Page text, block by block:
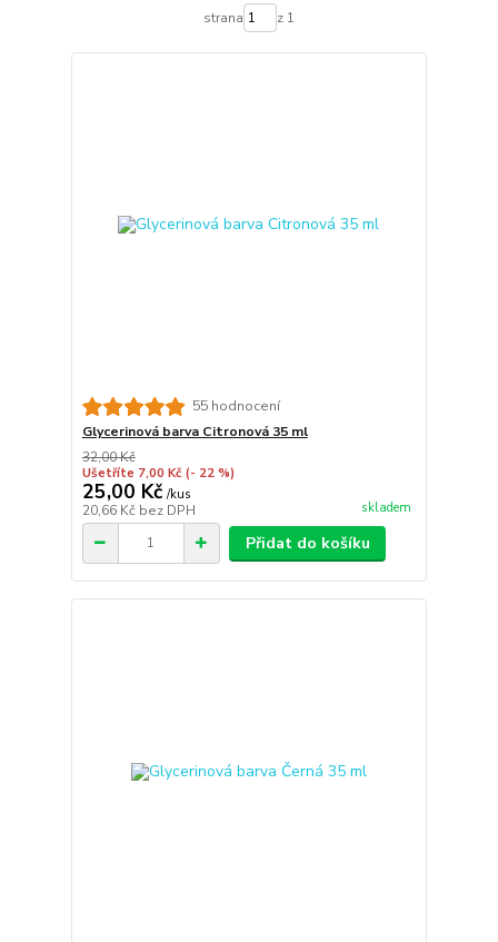
strana z 1
55 hodnocení
Glycerinová barva Citronová 35 ml
32,00 Kč
Ušetříte 7,00 Kč (- 22 %)
25,00 Kč /kus
20,66 Kč bez DPH skladem
Přidat do košíku